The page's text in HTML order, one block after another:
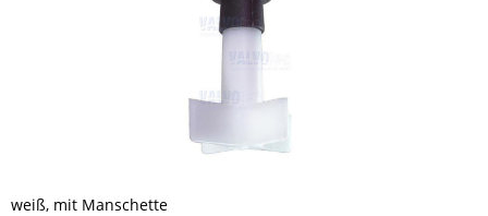
weiß, mit Manschette